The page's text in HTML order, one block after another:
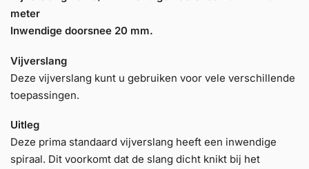
meter
Inwendige doorsnee 20 mm.
Vijverslang
Deze vijverslang kunt u gebruiken voor vele verschillende
toepassingen.
Uitleg
Deze prima standaard vijverslang heeft een inwendige
spiraal. Dit voorkomt dat de slang dicht knikt bij het